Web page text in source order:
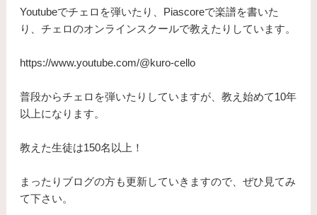
Youtubeでチェロを弾いたり、Piascoreで楽譜を書いた
り、チェロのオンラインスクールで教えたりしています。
https://www.youtube.com/@kuro-cello
普段からチェロを弾いたりしていますが、教え始めて10年
以上になります。
​教えた生徒は150名以上！
まったりブログの方も更新していきますので、ぜひ見てみ
て下さい。